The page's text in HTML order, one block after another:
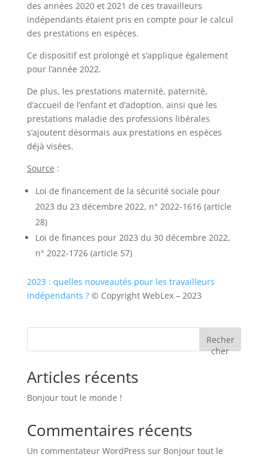
des années 2020 et 2021 de ces travailleurs
indépendants étaient pris en compte pour le calcul
des prestations en espèces.
Ce dispositif est prolongé et s’applique également
pour l’année 2022.
De plus, les prestations maternité, paternité,
d’accueil de l’enfant et d’adoption, ainsi que les
prestations maladie des professions libérales
s’ajoutent désormais aux prestations en espèces
déjà visées.
Source :
Loi de financement de la sécurité sociale pour
2023 du 23 décembre 2022, n° 2022-1616 (article
28)
Loi de finances pour 2023 du 30 décembre 2022,
n° 2022-1726 (article 57)
2023 : quelles nouveautés pour les travailleurs
indépendants ?© Copyright WebLex – 2023
Recher
cher
Articles récents
Bonjour tout le monde !
Commentaires récents
Un commentateur WordPress sur Bonjour tout le